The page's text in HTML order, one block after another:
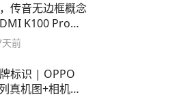
传音无边框概念
K100 Pro
前
标识 | OPPO
真机图+相机爆